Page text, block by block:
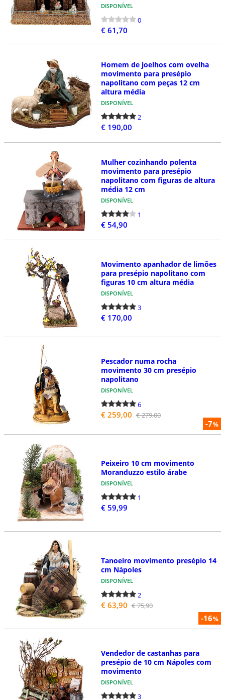
DISPONÍVEL
0
€ 61,70
Homem de joelhos com ovelha
movimento para presépio
napolitano com peças 12 cm
altura média
DISPONÍVEL
2
€ 190,00
Mulher cozinhando polenta
movimento para presépio
napolitano com figuras de altura
média 12 cm
DISPONÍVEL
1
€ 54,90
Movimento apanhador de limões
para presépio napolitano com
figuras 10 cm altura média
DISPONÍVEL
3
€ 170,00
-7%
Pescador numa rocha
movimento 30 cm presépio
napolitano
DISPONÍVEL
6
€ 259,00 € 279,00
Peixeiro 10 cm movimento
Moranduzzo estilo árabe
DISPONÍVEL
1
€ 59,99
-16%
Tanoeiro movimento presépio 14
cm Nápoles
DISPONÍVEL
2
€ 63,90 € 75,90
Vendedor de castanhas para
presépio de 10 cm Nápoles com
movimento
DISPONÍVEL
3